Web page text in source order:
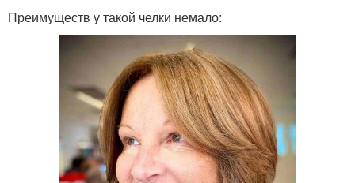
Преимуществ у такой челки немало: